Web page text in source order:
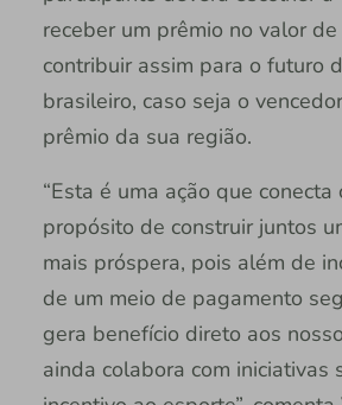
receber um prêmio no valor
contribuir assim para o futuro
brasileiro, caso seja o
prêmio da sua região.
“Esta é uma ação que conecta
propósito de construir juntos
mais próspera, pois além de
de um meio de pagamento
gera benefício direto aos
ainda colabora com iniciativas